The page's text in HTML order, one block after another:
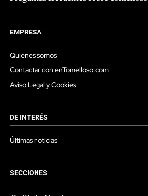
EMPRESA
Quienes somos
Contactar con enTomelloso.com
Aviso Legal y Cookies
DE INTERÉS
Últimas noticias
SECCIONES